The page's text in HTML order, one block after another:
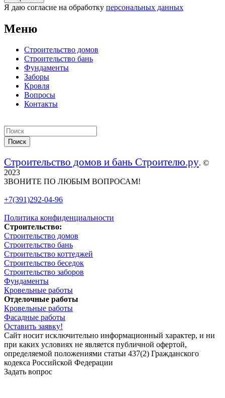
Я даю согласие на обработку персональных данных
Меню
Строительство домов
Строительство бань
Фундаменты
Заборы
Кровля
Вопросы
Контакты
Строительство домов и бань Строителю.ру. ©
2023
ЗВОНИТЕ ПО ЛЮБЫМ ВОПРОСАМ!
+7(391)292-04-96
Политика конфиденциальности
Строительство:
Строительство домов
Строительство бань
Строительство коттеджей
Строительство беседок
Строительство заборов
Фундаменты
Кровельные работы
Отделочные работы
Кровельные работы
Фасадные работы
Оставить заявку!
Сайт носит исключительно информационный характер, и ни
при каких условиях не является публичной офертой,
определяемой положениями статьи 437(2) Гражданского
кодекса Российской Федерации
Задать вопрос